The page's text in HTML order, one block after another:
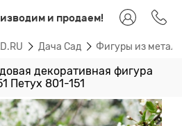
и продаем!
Дача Сад Фигуры из
декоративная фигура
Петух 801-151